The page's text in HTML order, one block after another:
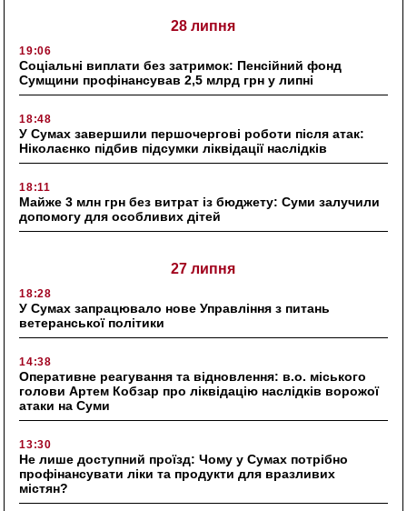
28 липня
19:06
Соціальні виплати без затримок: Пенсійний фонд
Сумщини профінансував 2,5 млрд грн у липні
18:48
У Сумах завершили першочергові роботи після атак:
Ніколаєнко підбив підсумки ліквідації наслідків
18:11
Майже 3 млн грн без витрат із бюджету: Суми залучили
допомогу для особливих дітей
27 липня
18:28
У Сумах запрацювало нове Управління з питань
ветеранської політики
14:38
Оперативне реагування та відновлення: в.о. міського
голови Артем Кобзар про ліквідацію наслідків ворожої
атаки на Суми
13:30
Не лише доступний проїзд: Чому у Сумах потрібно
профінансувати ліки та продукти для вразливих
містян?